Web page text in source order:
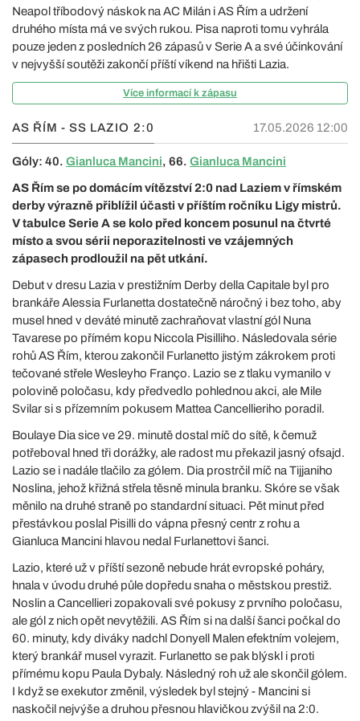
Neapol tříbodový náskok na AC Milán i AS Řím a udržení
druhého místa má ve svých rukou. Pisa naproti tomu vyhrála
pouze jeden z posledních 26 zápasů v Serie A a své účinkování
v nejvyšší soutěži zakončí příští víkend na hřišti Lazia.
Více informací k zápasu
AS ŘÍM - SS LAZIO 2:0 17.05.2026 12:00
Góly: 40. Gianluca Mancini, 66. Gianluca Mancini
AS Řím se po domácím vítězství 2:0 nad Laziem v římském
derby výrazně přiblížil účasti v příštím ročníku Ligy mistrů.
V tabulce Serie A se kolo před koncem posunul na čtvrté
místo a svou sérii neporazitelnosti ve vzájemných
zápasech prodloužil na pět utkání.
Debut v dresu Lazia v prestižním Derby della Capitale byl pro
brankáře Alessia Furlanetta dostatečně náročný i bez toho, aby
musel hned v deváté minutě zachraňovat vlastní gól Nuna
Tavarese po přímém kopu Niccola Pisilliho. Následovala série
rohů AS Řím, kterou zakončil Furlanetto jistým zákrokem proti
tečované střele Wesleyho Franço. Lazio se z tlaku vymanilo v
polovině poločasu, kdy předvedlo pohlednou akci, ale Mile
Svilar si s přízemním pokusem Mattea Cancellieriho poradil.
Boulaye Dia sice ve 29. minutě dostal míč do sítě, k čemuž
potřeboval hned tři dorážky, ale radost mu překazil jasný ofsajd.
Lazio se i nadále tlačilo za gólem. Dia prostrčil míč na Tijjaniho
Noslina, jehož křižná střela těsně minula branku. Skóre se však
měnilo na druhé straně po standardní situaci. Pět minut před
přestávkou poslal Pisilli do vápna přesný centr z rohu a
Gianluca Mancini hlavou nedal Furlanettovi šanci.
Lazio, které už v příští sezoně nebude hrát evropské poháry,
hnala v úvodu druhé půle dopředu snaha o městskou prestiž.
Noslin a Cancellieri zopakovali své pokusy z prvního poločasu,
ale gól z nich opět nevytěžili. AS Řím si na další šanci počkal do
60. minuty, kdy diváky nadchl Donyell Malen efektním volejem,
který brankář musel vyrazit. Furlanetto se pak blýskl i proti
přímému kopu Paula Dybaly. Následný roh už ale skončil gólem.
I když se exekutor změnil, výsledek byl stejný - Mancini si
naskočil nejvýše a druhou přesnou hlavičkou zvýšil na 2:0.